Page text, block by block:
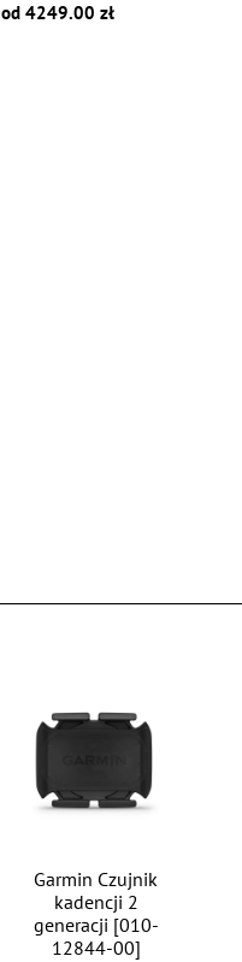
od 4249.00 zł
Garmin Czujnik
kadencji 2
generacji [010-
12844-00]